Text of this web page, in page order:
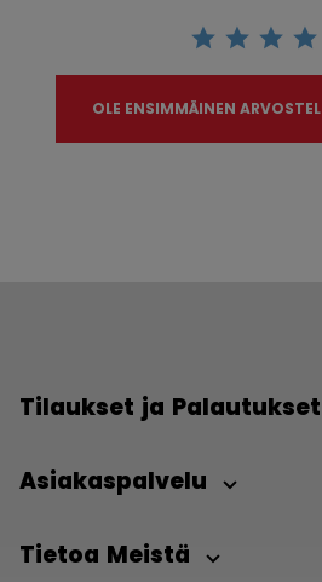
OLE ENSIMMÄINEN
Tilaukset ja Palautukset
Asiakaspalvelu
Tietoa Meistä